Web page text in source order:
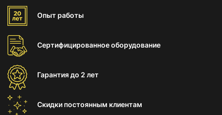
Опыт работы
Сертифицированноеоборудование
Гарантиядо 2 лет
Скидки постоянным клиентам